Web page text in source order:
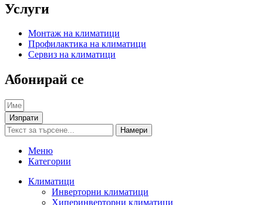
Услуги
Монтаж на климатици
Профилактика на климатици
Сервиз на климатици
Абонирай се
Изпрати
Намери
Меню
Категории
Климатици
Инверторни климатици
Хиперинверторни климатици